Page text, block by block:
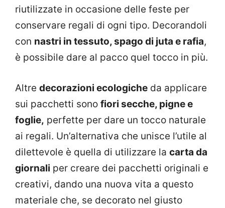
riutilizzate in occasione delle feste per
conservare regali di ogni tipo. Decorandoli
con nastri in tessuto, spago di juta e rafia,
è possibile dare al pacco quel tocco in più.
Altre decorazioni ecologiche da applicare
sui pacchetti sono fiori secche, pigne e
foglie, perfette per dare un tocco naturale
ai regali. Un’alternativa che unisce l’utile al
dilettevole è quella di utilizzare la carta da
giornali per creare dei pacchetti originali e
creativi, dando una nuova vita a questo
materiale che, se decorato nel giusto